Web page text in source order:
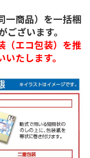
一商品）を一括梱
ざいます。
（エコ包装）を推
たします。